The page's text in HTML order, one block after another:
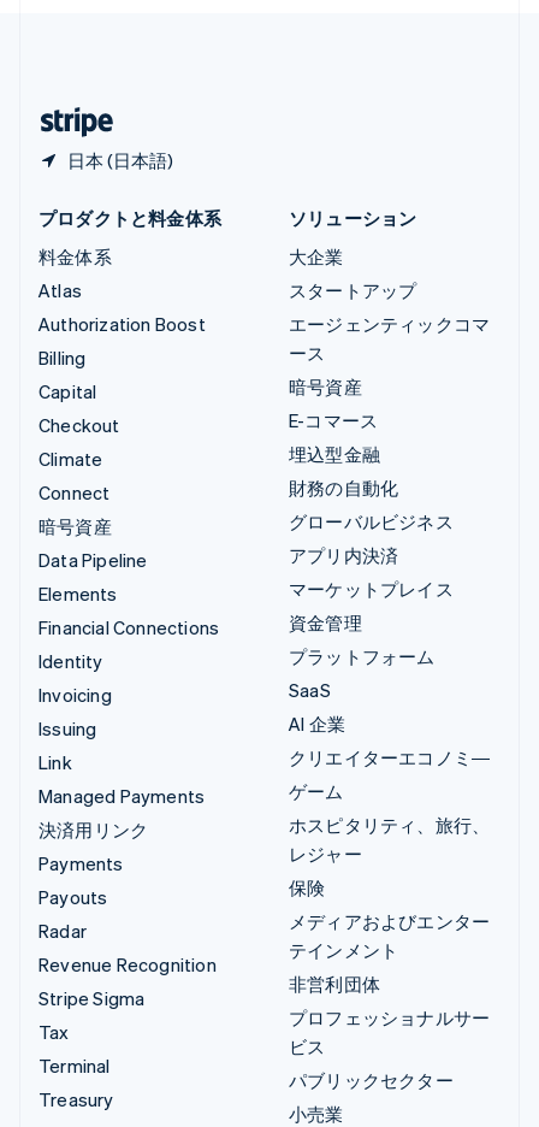
日本 (日本語)
プロダクトと料金体系
料金体系
Atlas
Authorization Boost
Billing
Capital
Checkout
Climate
Connect
暗号資産
Data Pipeline
Elements
Financial Connections
Identity
Invoicing
Issuing
Link
Managed Payments
決済用リンク
Payments
Payouts
Radar
Revenue Recognition
Stripe Sigma
Tax
Terminal
Treasury
ソリューション
大企業
スタートアップ
エージェンティックコマ
ース
暗号資産
E-コマース
埋込型金融
財務の自動化
グローバルビジネス
アプリ内決済
マーケットプレイス
資金管理
プラットフォーム
SaaS
AI 企業
クリエイターエコノミ―
ゲーム
ホスピタリティ、旅行、
レジャー
保険
メディアおよびエンター
テインメント
非営利団体
プロフェッショナルサー
ビス
パブリックセクター
小売業